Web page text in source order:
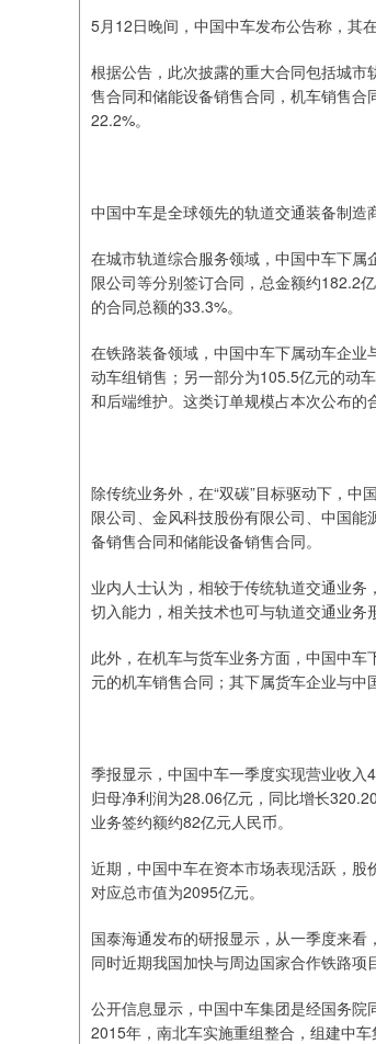
5月12日晚间，中国中车发布公告称，其
根据公告，此次披露的重大合同包括城
售合同和储能设备销售合同，机车销售
22.2%。
中国中车是全球领先的轨道交通装备制造
在城市轨道综合服务领域，中国中车下
限公司等分别签订合同，总金额约182.2
的合同总额的33.3%。
在铁路装备领域，中国中车下属动车企
动车组销售；另一部分为105.5亿元的动
和后端维护。这类订单规模占本次公布的
除传统业务外，在“双碳”目标驱动下，
限公司、金风科技股份有限公司、中国
备销售合同和储能设备销售合同。
业内人士认为，相较于传统轨道交通业
切入能力，相关技术也可与轨道交通业务
此外，在机车与货车业务方面，中国中
元的机车销售合同；其下属货车企业与中
季报显示，中国中车一季度实现营业收
归母净利润为28.06亿元，同比增长
业务签约额约82亿元人民币。
近期，中国中车在资本市场表现活跃，股
对应总市值为2095亿元。
国泰海通发布的研报显示，从一季度来看
同时近期我国加快与周边国家合作铁路项
公开信息显示，中国中车集团是经国务院
2015年，南北车实施重组整合，组建中